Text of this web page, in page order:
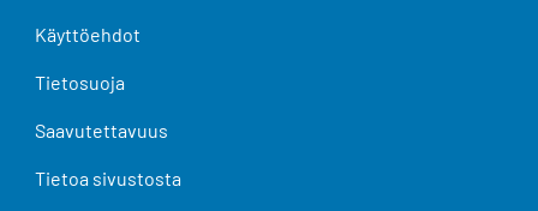
Käyttöehdot
Tietosuoja
Saavutettavuus
Tietoa sivustosta